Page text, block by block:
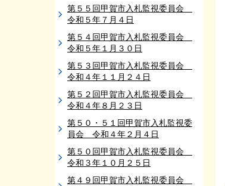
第５５回甲賀市入札監視委員会
令和５年７月４日
第５４回甲賀市入札監視委員会
令和５年１月３０日
第５３回甲賀市入札監視委員会
令和４年１１月２４日
第５２回甲賀市入札監視委員会
令和４年８月２３日
第５０・５１回甲賀市入札監視委
員会 令和４年２月４日
第５０回甲賀市入札監視委員会
令和３年１０月２５日
第４９回甲賀市入札監視委員会